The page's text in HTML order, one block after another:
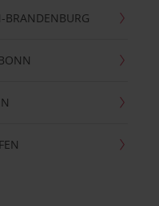
BRANDENBURG